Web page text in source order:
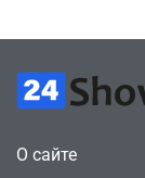
О сайте